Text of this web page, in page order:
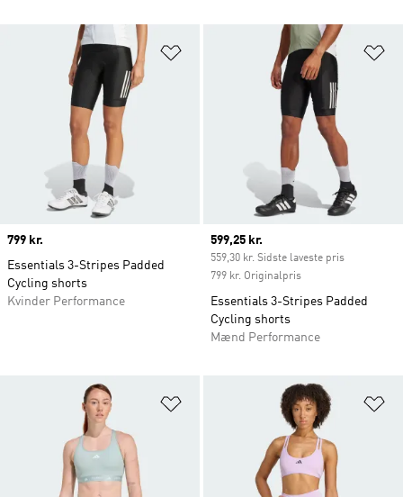
Føj til ønskeliste
Price
799 kr.
Essentials 3-Stripes Padded
Cycling shorts
Kvinder Performance
Current price
599,25 kr.
559,30 kr. Sidste laveste pris
799 kr. Originalpris
Essentials 3-Stripes Padded
Cycling shorts
Mænd Performance
Føj til ønskeliste